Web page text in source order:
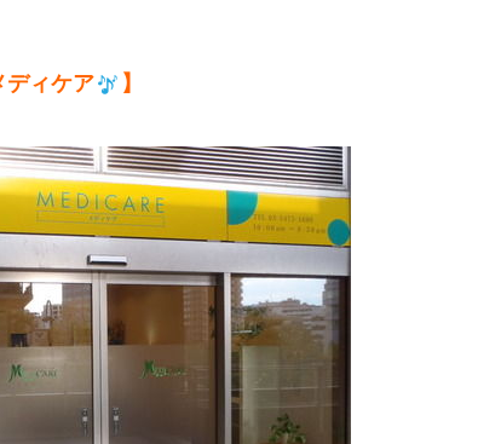
ディケア 】